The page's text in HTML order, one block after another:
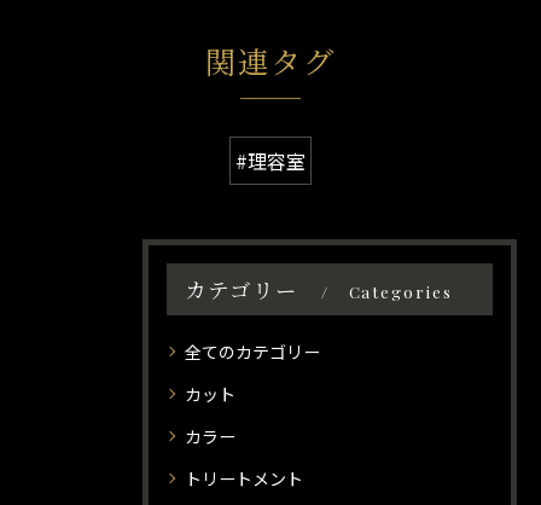
関連タグ
#理容室
カテゴリー Categories
全てのカテゴリー
カット
カラー
トリートメント